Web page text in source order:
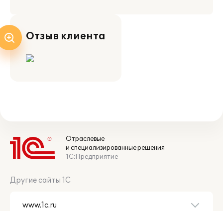
Отзыв клиента
Отраслевые
и специализированные решения
1С:Предприятие
Другие сайты 1С